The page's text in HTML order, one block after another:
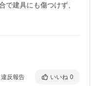
で建具にも傷つけず、
違反報告 いいね 0